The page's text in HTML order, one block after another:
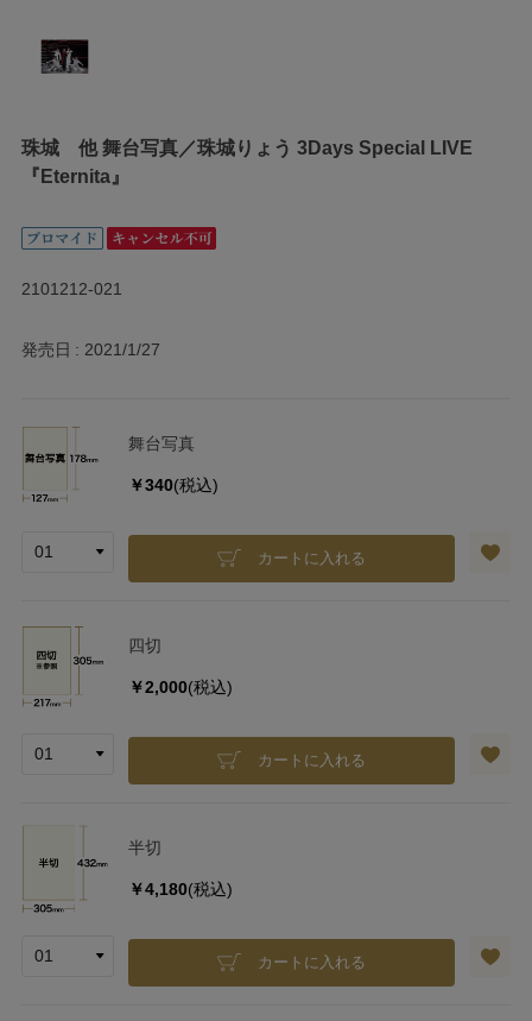
珠城 他 舞台写真／珠城りょう 3Days Special LIVE
『Eternita』
2101212-021
発売日 2021/1/27
舞台写真
￥340(税込)
カートに入れる
四切
￥2,000(税込)
カートに入れる
半切
￥4,180(税込)
カートに入れる